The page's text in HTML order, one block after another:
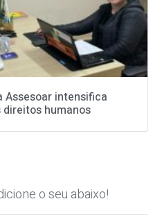
Assesoar intensifica
humanos
o seu abaixo!